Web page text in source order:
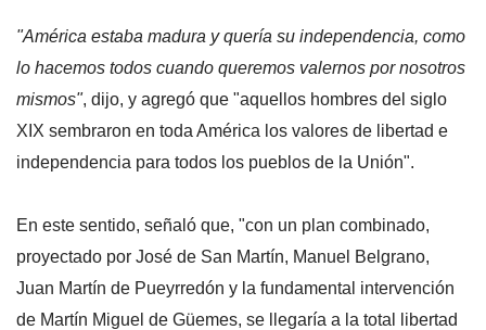
"América estaba madura y quería su independencia, como
lo hacemos todos cuando queremos valernos por nosotros
mismos", dijo, y agregó que "aquellos hombres del siglo
XIX sembraron en toda América los valores de libertad e
independencia para todos los pueblos de la Unión".
En este sentido, señaló que, "con un plan combinado,
proyectado por José de San Martín, Manuel Belgrano,
Juan Martín de Pueyrredón y la fundamental intervención
de Martín Miguel de Güemes, se llegaría a la total libertad